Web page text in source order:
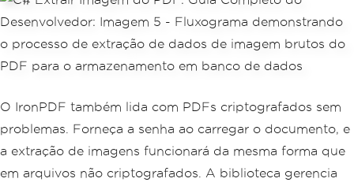
O IronPDF também lida com PDFs criptografados sem
problemas. Forneça a senha ao carregar o documento, e
a extração de imagens funcionará da mesma forma que
em arquivos não criptografados. A biblioteca gerencia